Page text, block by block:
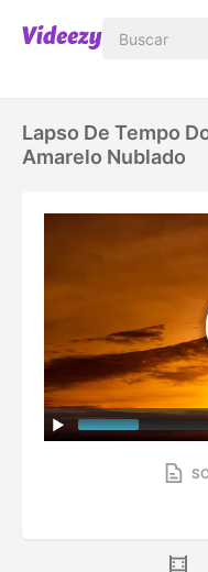
Lapso De Tempo
Amarelo Nublado